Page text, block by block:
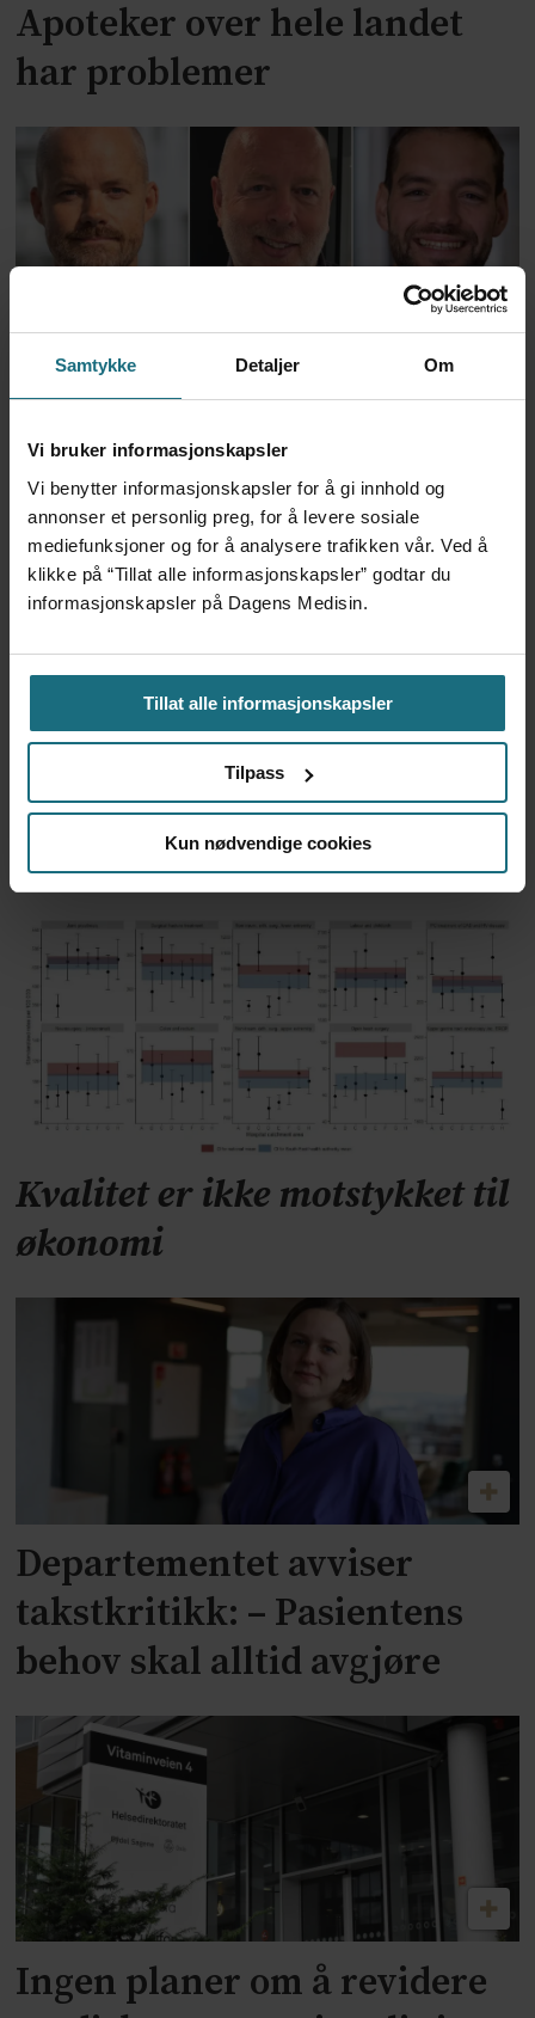
Samtykke Detaljer Om
Vi bruker informasjonskapsler
Vi benytter informasjonskapsler for å gi innhold og
annonser et personlig preg, for å levere sosiale
mediefunksjoner og for å analysere trafikken vår. Ved å
klikke på “Tillat alle informasjonskapsler” godtar du
informasjonskapsler på Dagens Medisin.
Tillat alle informasjonskapsler
Tilpass
Kun nødvendige cookies
Apoteker over hele landet
har problemer
Kliniske studier kommer ikke
til land bare fordi de er gode på
forskning
Foretaksreformen må vurderes
i pasientenes perspektiv
Kvalitet er ikke motstykket til
økonomi
Departementet avviser
takstkritikk: – Pasientens
behov skal alltid avgjøre
Ingen planer om å revidere